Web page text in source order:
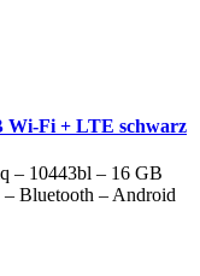
Wi-Fi + LTE schwarz
– 10443bl – 16 GB
Bluetooth – Android